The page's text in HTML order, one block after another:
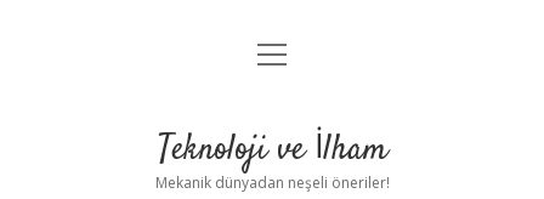
Anasayfa
Yasal Uyarı
menüyü
Teknoloji ve İlham
Mekanik dünyadan neşeli öneriler!